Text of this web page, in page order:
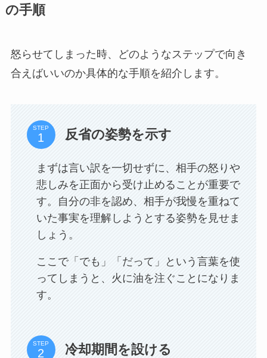
の手順
怒らせてしまった時、どのようなステップで向き
合えばいいのか具体的な手順を紹介します。
STEP 反省の姿勢を示す
まずは言い訳を一切せずに、相手の怒りや
悲しみを正面から受け止めることが重要で
す。自分の非を認め、相手が我慢を重ねて
いた事実を理解しようとする姿勢を見せま
しょう。
ここで「でも」「だって」という言葉を使
ってしまうと、火に油を注ぐことになりま
す。
STEP 冷却期間を設ける